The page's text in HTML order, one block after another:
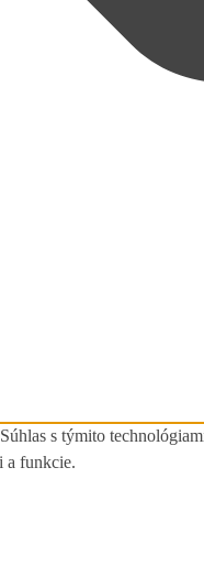
s týmito
a funkcie.